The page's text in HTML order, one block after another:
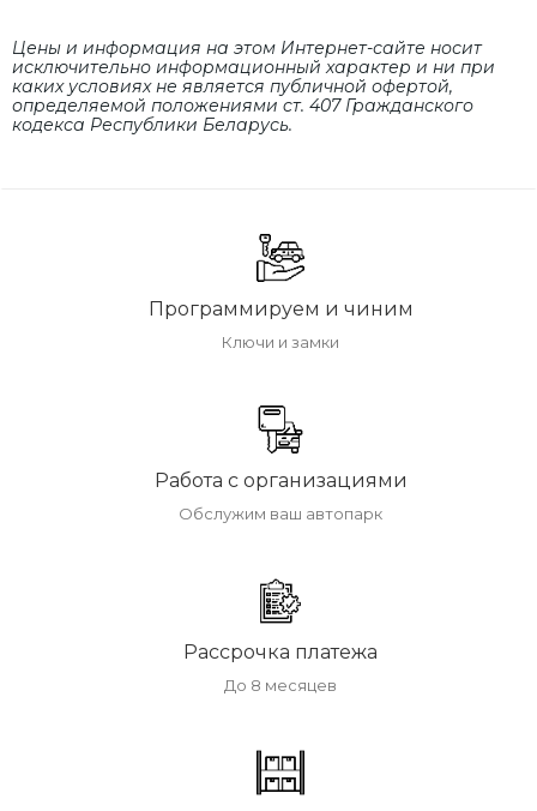
Цены и информация на этом Интернет-сайте носит
исключительно информационный характер и ни при
каких условиях не является публичной офертой,
определяемой положениями cт. 407 Гражданского
кодекса Республики Беларусь.
Программируем и чиним
Ключи и замки
Работа с организациями
Обслужим ваш автопарк
Рассрочка платежа
До 8 месяцев